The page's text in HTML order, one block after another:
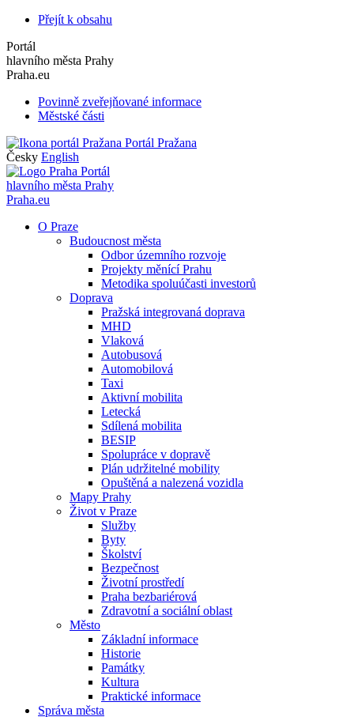
Přejít k obsahu
Portál
hlavního města Prahy
Praha.eu
Povinně zveřejňované informace
Městské části
Portál Pražana
Česky English
Portál
hlavního města Prahy
Praha.eu
O Praze
Budoucnost města
Odbor územního rozvoje
Projekty měnící Prahu
Metodika spoluúčasti investorů
Doprava
Pražská integrovaná doprava
MHD
Vlaková
Autobusová
Automobilová
Taxi
Aktivní mobilita
Letecká
Sdílená mobilita
BESIP
Spolupráce v dopravě
Plán udržitelné mobility
Opuštěná a nalezená vozidla
Mapy Prahy
Život v Praze
Služby
Byty
Školství
Bezpečnost
Životní prostředí
Praha bezbariérová
Zdravotní a sociální oblast
Město
Základní informace
Historie
Památky
Kultura
Praktické informace
Správa města